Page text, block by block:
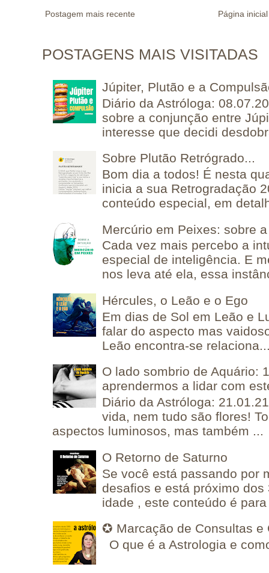
Postagem mais recente Página inicial
POSTAGENS MAIS VISITADAS
Júpiter, Plutão e a
Diário da Astróloga:
sobre a conjunção entre
interesse que decidi
Sobre Plutão Retrógrado...
Bom dia a todos! É nesta
inicia a sua Retrogradação
conteúdo especial, em
Mercúrio em Peixes: sobre
Cada vez mais percebo a
especial de inteligência. E
nos leva até ela, essa
Hércules, o Leão e o Ego
Em dias de Sol em Leão e
falar do aspecto mas
Leão encontra-se
O lado sombrio de Aquário:
aprendermos a lidar com
Diário da Astróloga:
vida, nem tudo são flores!
aspectos luminosos, mas também ...
O Retorno de Saturno
Se você está passando por
desafios e está próximo
idade , este conteúdo é
✪ Marcação de Consultas e
O que é a Astrologia e